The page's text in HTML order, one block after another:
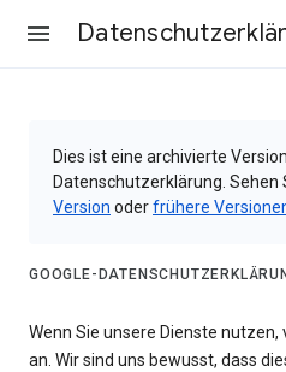
Dies ist eine archivierte
Datenschutzerklärung. Sehen
Version oderfrühere
GOOGLE-
Wenn Sie unsere Dienste
an. Wir sind uns bewusst, dass